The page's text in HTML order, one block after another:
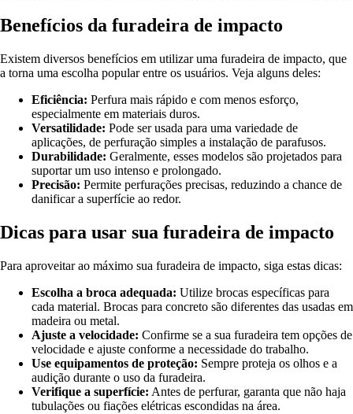
Benefícios da furadeira de impacto
Existem diversos benefícios em utilizar uma furadeira de impacto, que
a torna uma escolha popular entre os usuários. Veja alguns deles:
Eficiência: Perfura mais rápido e com menos esforço,
especialmente em materiais duros.
Versatilidade: Pode ser usada para uma variedade de
aplicações, de perfuração simples a instalação de parafusos.
Durabilidade: Geralmente, esses modelos são projetados para
suportar um uso intenso e prolongado.
Precisão: Permite perfurações precisas, reduzindo a chance de
danificar a superfície ao redor.
Dicas para usar sua furadeira de impacto
Para aproveitar ao máximo sua furadeira de impacto, siga estas dicas:
Escolha a broca adequada: Utilize brocas específicas para
cada material. Brocas para concreto são diferentes das usadas em
madeira ou metal.
Ajuste a velocidade: Confirme se a sua furadeira tem opções de
velocidade e ajuste conforme a necessidade do trabalho.
Use equipamentos de proteção: Sempre proteja os olhos e a
audição durante o uso da furadeira.
Verifique a superfície: Antes de perfurar, garanta que não haja
tubulações ou fiações elétricas escondidas na área.